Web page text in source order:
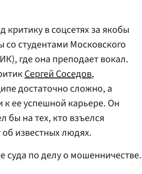
критику в соцсетях за якобы
студентами Московского
где она преподает вокал.
Сергей Соседов,
достаточно сложно, а
к ее успешной карьере. Он
бы на тех, кто взъелся
известных людях.
суда по делу о мошенничестве.